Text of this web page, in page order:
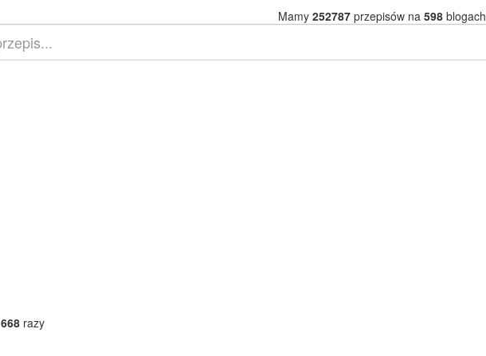
Mamy 252787przepisów na 598
668 razy